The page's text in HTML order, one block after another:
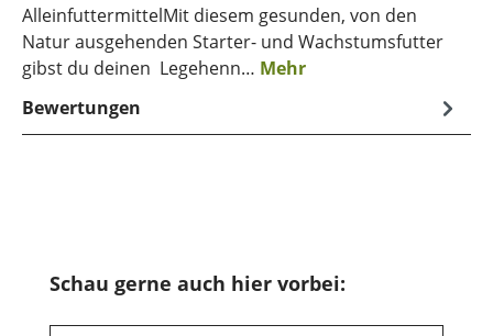
AlleinfuttermittelMit diesem gesunden, von den
Natur ausgehenden Starter- und Wachstumsfutter
gibst du deinen Legehenn… Mehr
Bewertungen
Produktgalerie überspringen
Schau gerne auch hier vorbei: